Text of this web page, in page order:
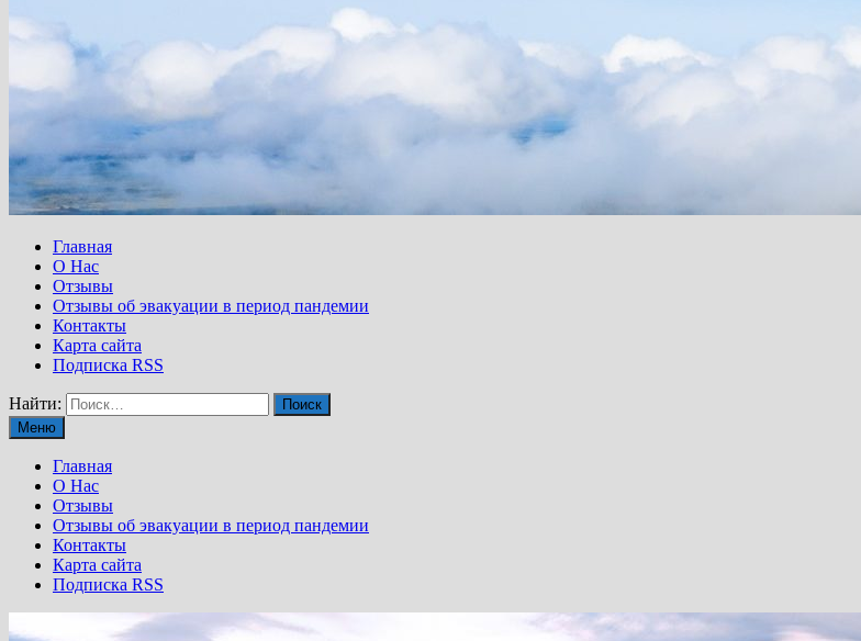
Главная
О Нас
Отзывы
Отзывы об эвакуации в период пандемии
Контакты
Карта сайта
Подписка RSS
Найти:
Меню
Главная
О Нас
Отзывы
Отзывы об эвакуации в период пандемии
Контакты
Карта сайта
Подписка RSS